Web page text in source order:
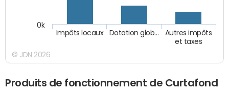
Autres impôts
et taxes
Dotation glob…
Impôts locaux
0k
© JDN 2026
Produits de fonctionnement de Curtafond